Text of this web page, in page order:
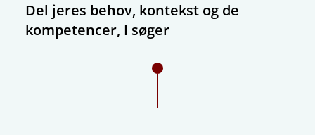
Del jeres behov, kontekst og de
kompetencer, I søger